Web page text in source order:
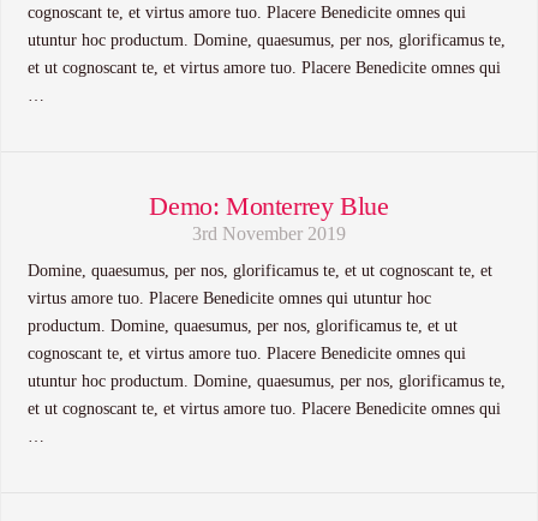
cognoscant te, et virtus amore tuo. Placere Benedicite omnes qui
utuntur hoc productum. Domine, quaesumus, per nos, glorificamus te,
et ut cognoscant te, et virtus amore tuo. Placere Benedicite omnes qui
Demo: Monterrey Blue
3rd November 2019
Domine, quaesumus, per nos, glorificamus te, et ut cognoscant te, et
virtus amore tuo. Placere Benedicite omnes qui utuntur hoc
productum. Domine, quaesumus, per nos, glorificamus te, et ut
cognoscant te, et virtus amore tuo. Placere Benedicite omnes qui
utuntur hoc productum. Domine, quaesumus, per nos, glorificamus te,
et ut cognoscant te, et virtus amore tuo. Placere Benedicite omnes qui